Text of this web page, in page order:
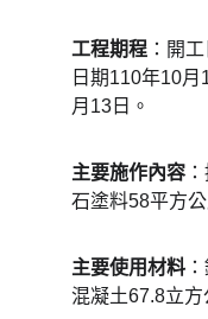
工程期程 ：開
日期110年10
月13日。
主要施作內容
石塗料58平方公
主要使用材料
混凝土67.8立方